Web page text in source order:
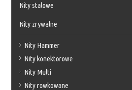
Nity stalowe
Nity zrywalne
Nity Hammer
Nity konektorowe
Nity Multi
Nity rowkowane